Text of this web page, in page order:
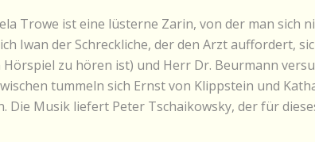
Trowe ist eine lüsterne Zarin, von der man sich
Iwan der Schreckliche, der den Arzt auffordert,
zu hören ist) und Herr Dr. Beurmann
tummeln sich Ernst von Klippstein und
Die Musik liefert Peter Tschaikowsky, der für